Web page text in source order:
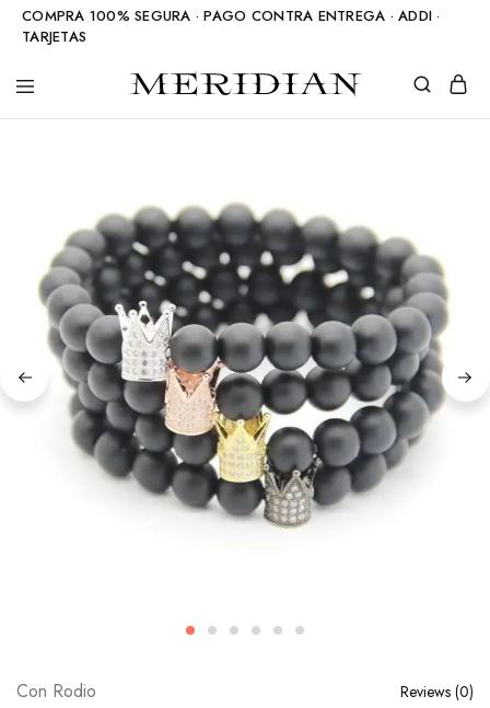
COMPRA 100% SEGURA · PAGO CONTRA ENTREGA · ADDI ·
TARJETAS
Meridian
Accesorios
Con Rodio Reviews (0)